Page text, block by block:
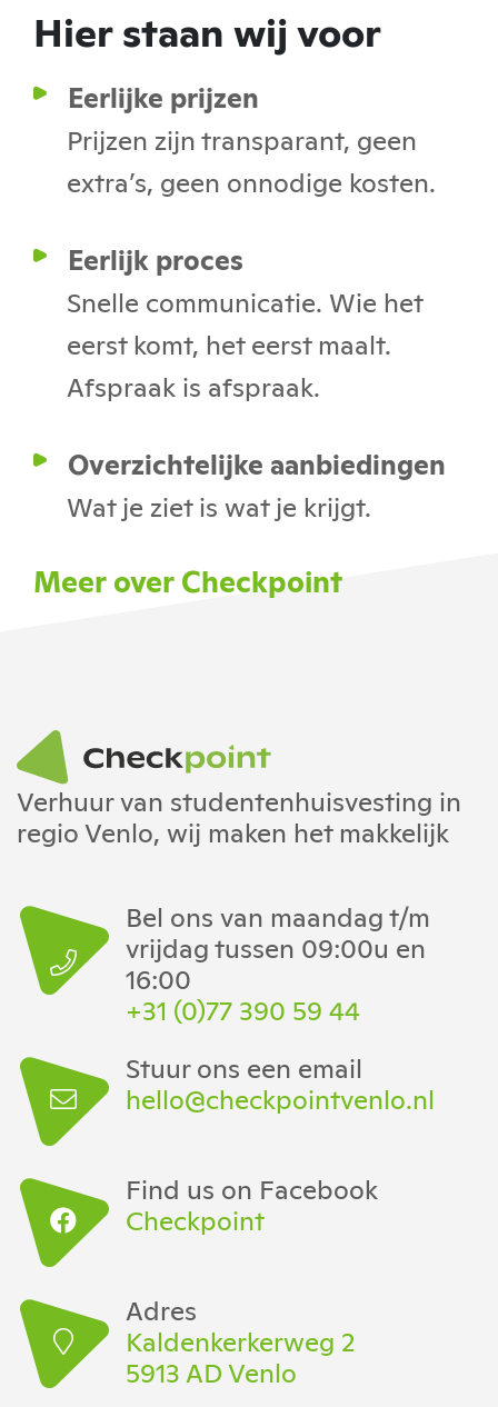
Hier staan wij voor
Eerlijke prijzen
Prijzen zijn transparant, geen
extra’s, geen onnodige kosten.
Eerlijk proces
Snelle communicatie. Wie het
eerst komt, het eerst maalt.
Afspraak is afspraak.
Overzichtelijke aanbiedingen
Wat je ziet is wat je krijgt.
Meer over Checkpoint
Verhuur van studentenhuisvesting in
regio Venlo, wij maken het makkelijk
Bel ons van maandag t/m
vrijdag tussen 09:00u en
16:00
+31 (0)77 390 59 44
Stuur ons een email
hello@checkpointvenlo.nl
Find us on Facebook
Checkpoint
Adres
Kaldenkerkerweg 2
5913 AD Venlo